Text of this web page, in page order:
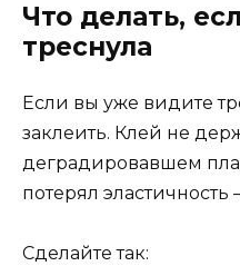
Что делать,
треснула
Если вы уже видите
заклеить. Клей не
деградировавшем
потерял
Сделайте так: